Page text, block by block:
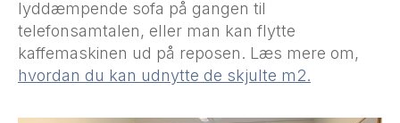
lyddæmpende sofa på gangen til
telefonsamtalen, eller man kan flytte
kaffemaskinen ud på reposen. Læs mere om,
hvordan du kan udnytte de skjulte m2.